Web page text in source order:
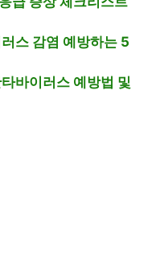
스 감염 예방하는 5
바이러스 예방법 및